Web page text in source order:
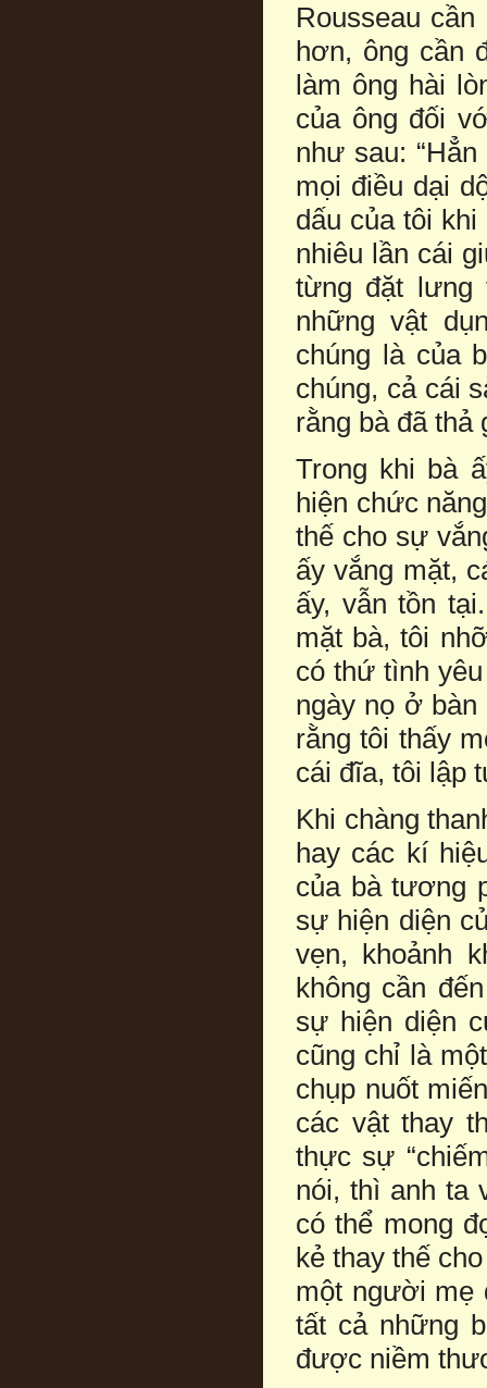
Rousseau
hơn, ông cần
làm ông hài
của ông đối
như sau:
mọi điều dại
dấu của tôi
nhiêu lần cái
từng đặt
những vật
chúng là của
chúng, cả cái
rằng bà đã thả
Trong khi bà
hiện chức
thế cho sự
ấy vắng mặt,
ấy, vẫn tồn
mặt bà, tôi
có thứ tình
ngày nọ ở
rằng tôi thấy
cái đĩa, tôi lập
Khi chàng
hay các kí
của bà tương
sự hiện diện
vẹn, khoảnh
không cần
sự hiện diện
cũng chỉ là
chụp nuốt
các vật thay
thực sự
nói, thì anh ta
có thể mong
kẻ thay thế
một người mẹ
tất cả những
được niềm